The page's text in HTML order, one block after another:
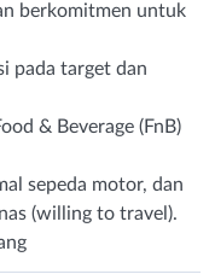
berkomitmen untuk
pada target dan
& Beverage (FnB)
sepeda motor, dan
(willing to travel).